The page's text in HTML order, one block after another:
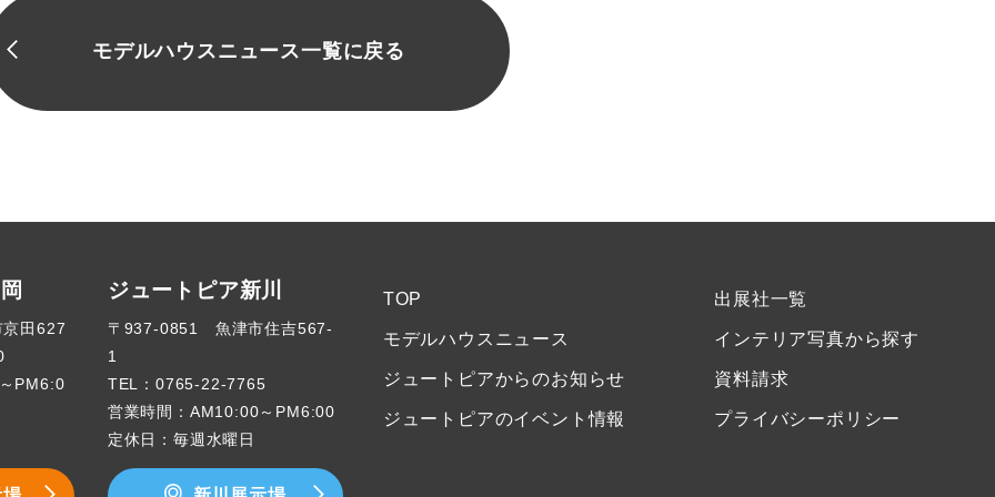
モデルハウスニュース一覧に戻る
TOP
モデルハウスニュース
ジュートピアからのお知らせ
ジュートピアのイベント情報
出展社一覧
インテリア写真から探す
資料請求
プライバシーポリシー
田627
PM6:0
ジュートピア新川
〒937-0851 魚津市住吉567-
1
TEL：0765-22-7765
営業時間：AM10:00～PM6:00
定休日：毎週水曜日